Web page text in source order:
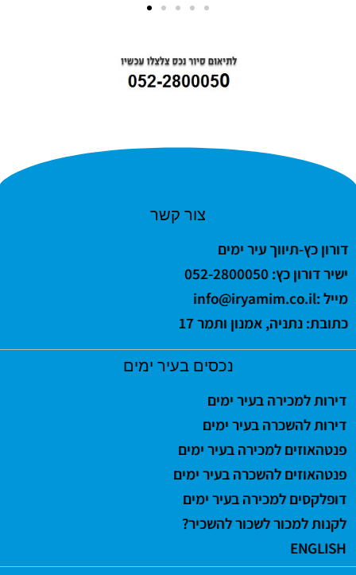
צור קשר
דורון כץ-תיווך עיר ימים
ישיר דורון כץ: 052-2800050
מייל :info@iryamim.co.il
כתובת: נתניה, אמנון ותמר 17
נכסים בעיר ימים
דירות למכירה בעיר ימים
דירות להשכרה בעיר ימים
פנטהאוזים למכירה בעיר ימים
פנטהאוזים להשכרה בעיר ימים
דופלקסים למכירה בעיר ימים
לקנות למכור לשכור להשכיר?
ENGLISH